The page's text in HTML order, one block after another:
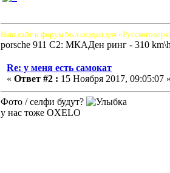
Наш сайт и форум был создан для
porsche 911 C2: МКАДен ринг - 310
Re: у меня есть самокат
« Ответ #2 : 15 Ноября 2017, 09:05:07
Фото / селфи будут?
у нас тоже OXELO